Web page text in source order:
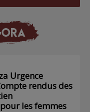
Urgence
rendus des
les femmes